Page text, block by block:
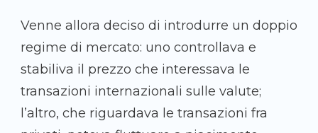
Venne allora deciso di introdurre un doppio
regime di mercato: uno controllava e
stabiliva il prezzo che interessava le
transazioni internazionali sulle valute;
l’altro, che riguardava le transazioni fra